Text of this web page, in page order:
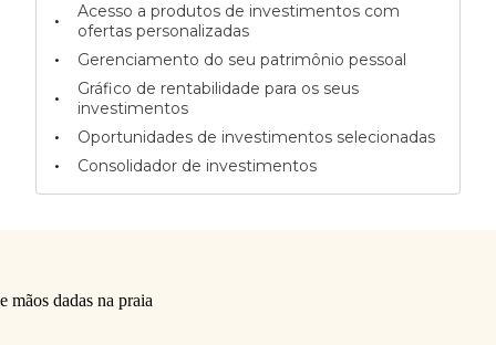
•
Acesso a produtos de investimentos com
ofertas personalizadas
• Gerenciamento do seu patrimônio pessoal
•
Gráfico de rentabilidade para os seus
investimentos
• Oportunidades de investimentos selecionadas
• Consolidador de investimentos